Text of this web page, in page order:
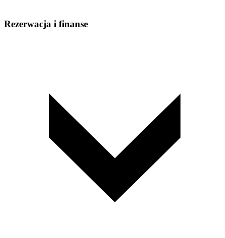
Rezerwacja i finanse